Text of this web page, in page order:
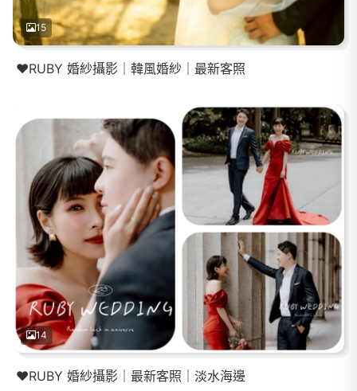
15
❤️RUBY 婚紗攝影｜韓風婚紗｜最新客照
14
❤️RUBY 婚紗攝影｜最新客照｜淡水海邊